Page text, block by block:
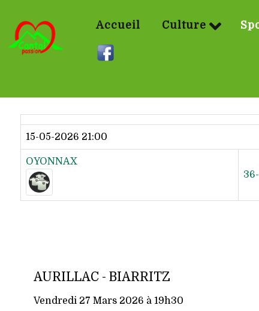
Accueil Culture
15-05-2026 21:00
OYONNAX
AURILLAC - BIARRITZ
Vendredi 27 Mars 2026 à 19h30